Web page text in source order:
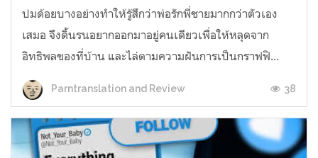
ปมด้อยบางอย่างทำให้รู้สึกว่าพ่อรักพี่ชายมากกว่าตัวเอง
เสมอ จึงดิ้นรนอยากออกมาอยู่คนเดียวเพื่อให้หลุดจาก
อิทธิพลของที่บ้าน และไล่ตามความฝันการเป็นกราฟฟิ...
Parntranslation and Review 38